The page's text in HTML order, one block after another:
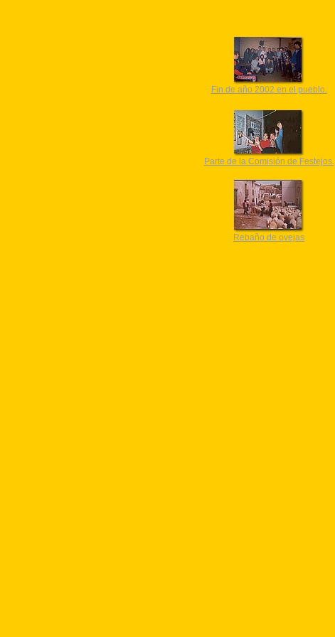
Fin de año 2002 en el pueblo.
Parte de la Comisión de Festejos.
Rebaño de ovejas